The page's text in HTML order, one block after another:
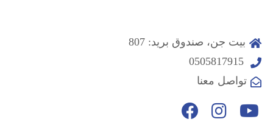
بيت جن، صندوق بريد: 807
تواصل معنا